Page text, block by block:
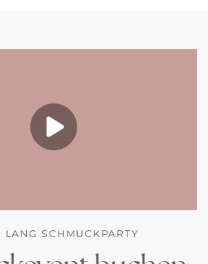
SCHMUCKPARTY